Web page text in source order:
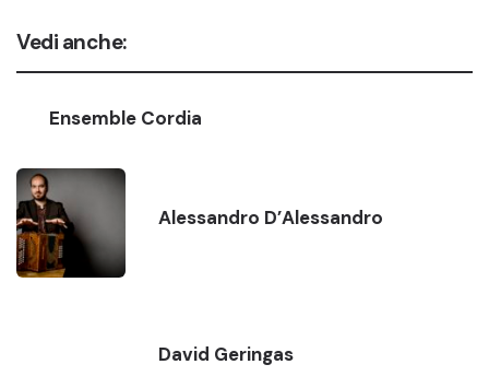
Vedi anche:
Ensemble Cordia
Alessandro D’Alessandro
David Geringas